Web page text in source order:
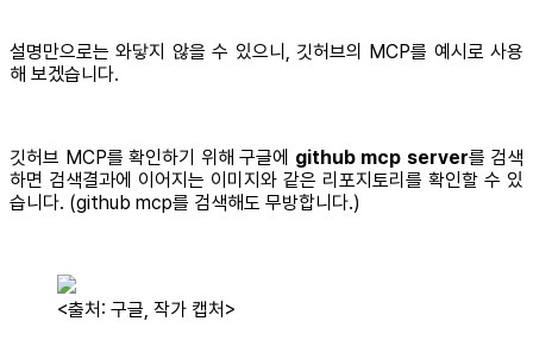
설명만으로는 와닿지 않을 수 있으니, 깃허브의 MCP를 예시로 사용
해 보겠습니다.
깃허브 MCP를 확인하기 위해 구글에 github mcp server를 검색
하면 검색결과에 이어지는 이미지와 같은 리포지토리를 확인할 수 있
습니다. (github mcp를 검색해도 무방합니다.)
<출처: 구글, 작가 캡처>